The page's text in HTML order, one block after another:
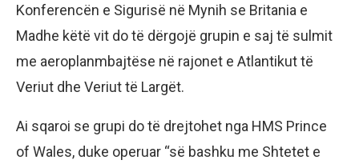
Konferencën e Sigurisë në Mynih se Britania e
Madhe këtë vit do të dërgojë grupin e saj të sulmit
me aeroplanmbajtëse në rajonet e Atlantikut të
Veriut dhe Veriut të Largët.
Ai sqaroi se grupi do të drejtohet nga HMS Prince
of Wales, duke operuar “së bashku me Shtetet e